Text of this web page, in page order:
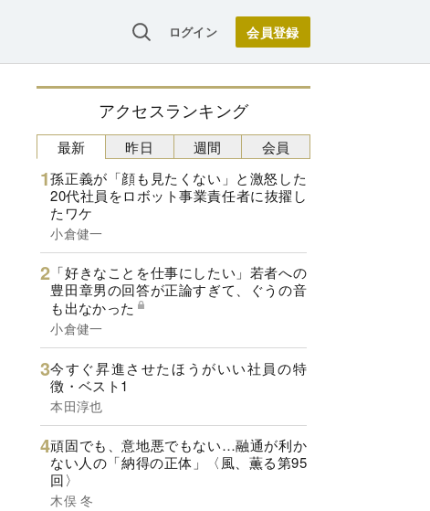
ログイン
アクセスランキング
最新
孫正義が「顔も見たくない」と激怒した
20代社員をロボット事業責任者に抜擢し
たワケ
小倉健一
「好きなことを仕事にしたい」若者への
豊田章男の回答が正論すぎて、ぐうの音
も出なかった
小倉健一
今すぐ昇進させたほうがいい社員の特
徴・ベスト1
本田淳也
頑固でも、意地悪でもない…融通が利か
ない人の「納得の正体」〈風、薫る第95
回〉
木俣 冬
昨日 週間 会員